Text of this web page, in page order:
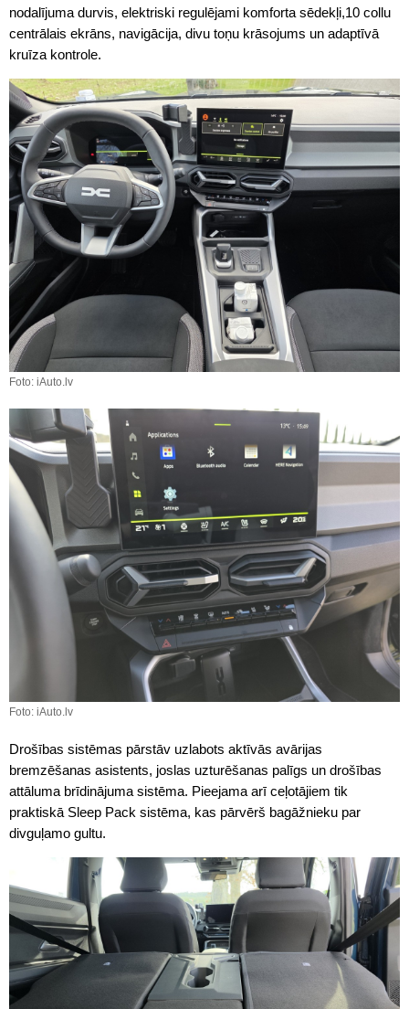
nodalījuma durvis, elektriski regulējami komforta sēdekļi,10 collu
centrālais ekrāns, navigācija, divu toņu krāsojums un adaptīvā
kruīza kontrole.
Foto: iAuto.lv
Foto: iAuto.lv
Drošības sistēmas pārstāv uzlabots aktīvās avārijas
bremzēšanas asistents, joslas uzturēšanas palīgs un drošības
attāluma brīdinājuma sistēma. Pieejama arī ceļotājiem tik
praktiskā Sleep Pack sistēma, kas pārvērš bagāžnieku par
divguļamo gultu.